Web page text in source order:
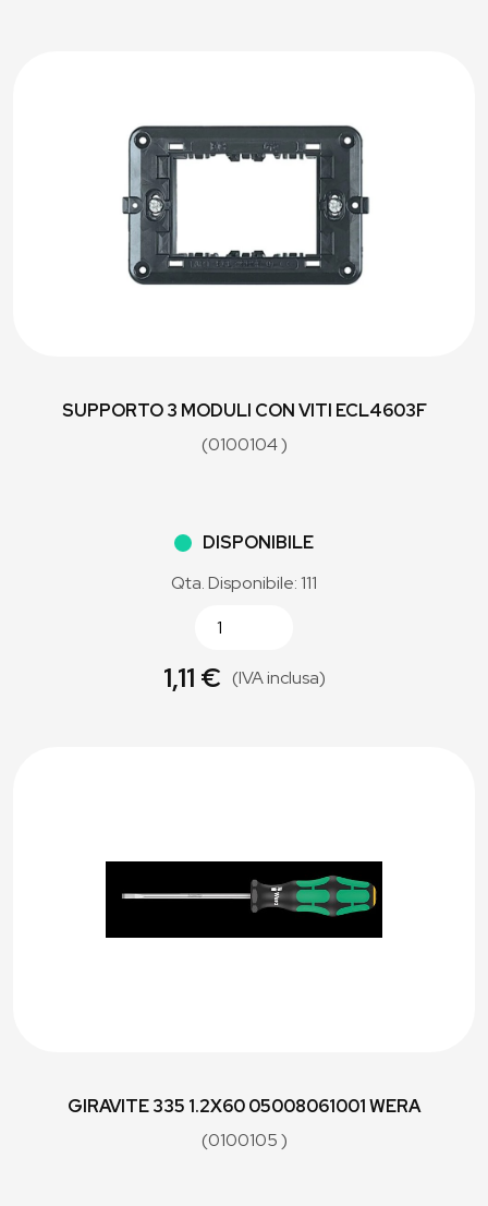
SUPPORTO 3 MODULI CON VITI ECL4603F
(0100104 )
DISPONIBILE
Qta. Disponibile: 111
1,11 € (IVA inclusa)
GIRAVITE 335 1.2X60 05008061001 WERA
(0100105 )